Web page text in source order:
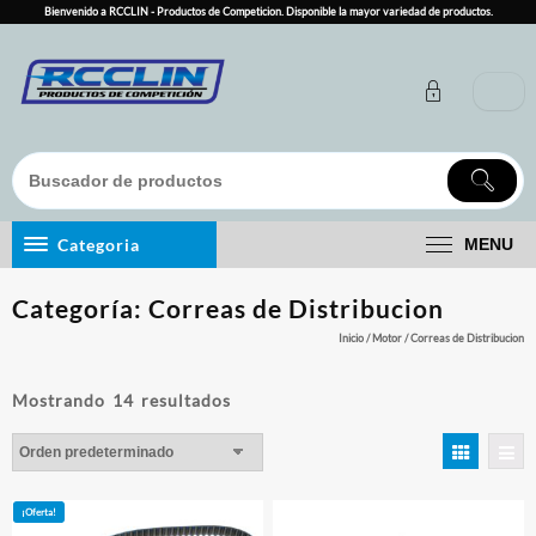
content
Bienvenido a RCCLIN - Productos de Competicion. Disponible la mayor variedad de productos.
Categoria MENU
Categoría: Correas de Distribucion
Inicio/Motor/ Correas de Distribucion
Mostrando 14 resultados
¡Oferta!